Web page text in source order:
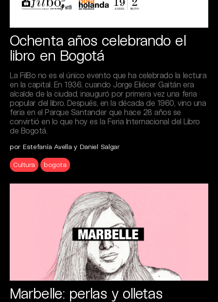
Ochenta años celebrando el
libro en Bogotá
La FilBo no es el único evento que ha celebrado la lectura
en la capital. En 1936, cuando Jorge Eliécer Gaitán era
alcalde de la ciudad, inauguró por primera vez una feria
popular del libro. Después, en la década de 1960, vino una
feria en el Parque Santander que hace 28 años se
convirtió en lo que hoy es la Feria Internacional del Libro
de Bogotá.
por Estefanía Avella y Daniel Salgar
Cultura bogota
Marbelle: perlas y olletas